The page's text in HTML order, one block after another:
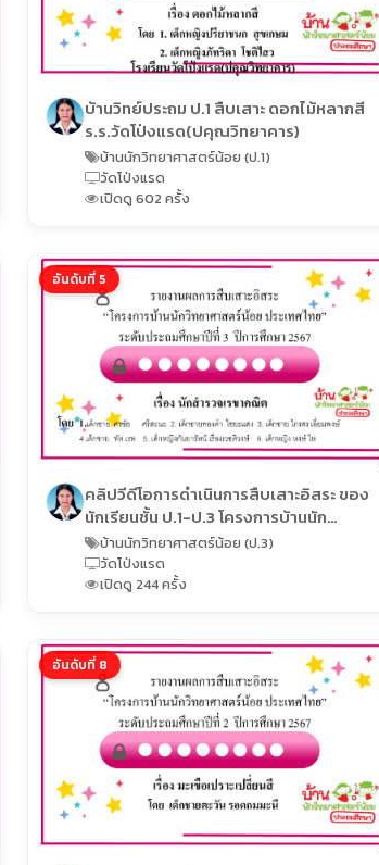
บ้านวิทย์ประถม ป.1 สืบเสาะ ดอกไม้หลากสี
ร.ร.วัดโป่งแรด(ปคุณวิทยาคาร)
บ้านนักวิทยาศาสตร์น้อย (ป.1)
วัดโป่งแรด
เปิดดู 602 ครั้ง
อันดับที่ 5
คลิปวีดีโอการดำเนินการสืบเสาะอิสระ ของ
นักเรียนชั้น ป.1-ป.3 โครงการบ้านนัก
วิทยาศาสตร์น้อยประเทศไทย ระดับประถม
ศึกษา ปีการศึกษา 2567
บ้านนักวิทยาศาสตร์น้อย (ป.3)
วัดโป่งแรด
เปิดดู 244 ครั้ง
อันดับที่ 8